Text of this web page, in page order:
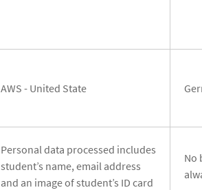
AWS - United State
Personal data processed includes
student’s name, email address
and an image of student’s ID card
No